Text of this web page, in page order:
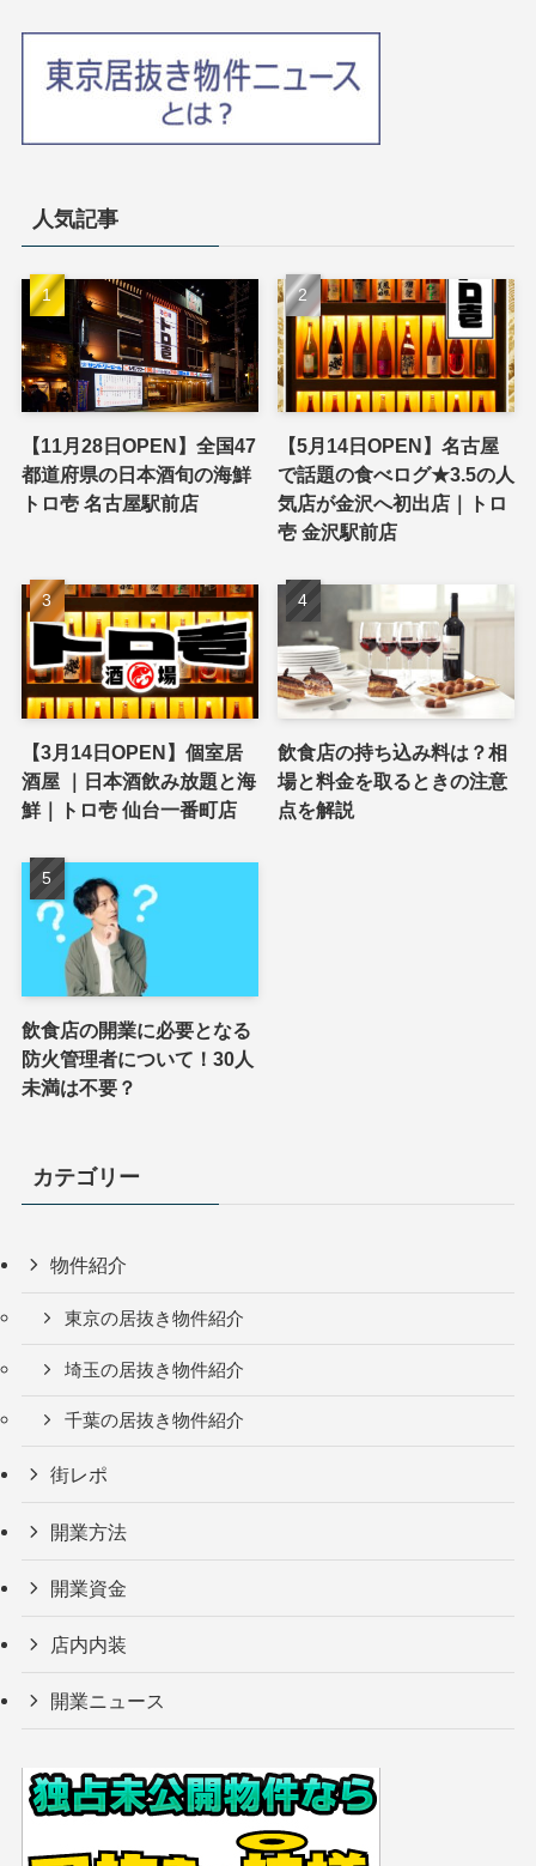
人気記事
【11月28日OPEN】全国47
都道府県の日本酒旬の海鮮
トロ壱 名古屋駅前店
【5月14日OPEN】名古屋
で話題の食べログ★3.5の人
気店が金沢へ初出店｜トロ
壱 金沢駅前店
【3月14日OPEN】個室居
酒屋 ｜日本酒飲み放題と海
鮮｜トロ壱 仙台一番町店
飲食店の持ち込み料は？相
場と料金を取るときの注意
点を解説
飲食店の開業に必要となる
防火管理者について！30人
未満は不要？
カテゴリー
物件紹介
東京の居抜き物件紹介
埼玉の居抜き物件紹介
千葉の居抜き物件紹介
街レポ
開業方法
開業資金
店内内装
開業ニュース